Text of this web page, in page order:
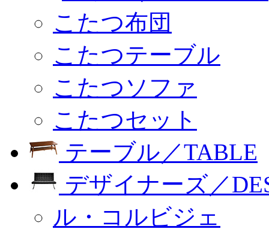
こたつ布団
こたつテーブル
こたつソファ
こたつセット
テーブル／TABLE
デザイナーズ／
ル・コルビジェ